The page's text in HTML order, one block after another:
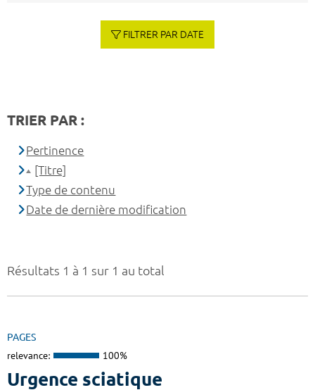
Résultats 1 à 1 sur 1 au total
PAGES
relevance: 100%
Urgence sciatique
FILTRER PAR DATE
TRIER PAR :
Pertinence
[Titre]
Type de contenu
Date de dernière modification